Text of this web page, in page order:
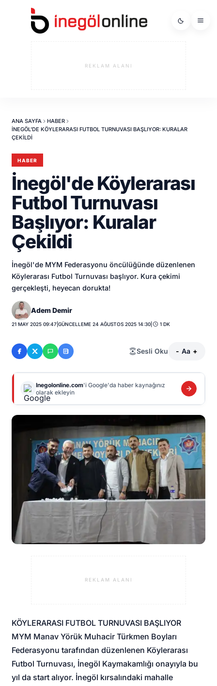
REKLAM ALANI
ANA SAYFA
HABER
İNEGÖL'DE KÖYLERARASI FUTBOL TURNUVASI BAŞLIYOR: KURALAR
ÇEKILDI
HABER
İnegöl'de Köylerarası
Futbol Turnuvası
Başlıyor: Kuralar
Çekildi
İnegöl'de MYM Federasyonu öncülüğünde düzenlenen
Köylerarası Futbol Turnuvası başlıyor. Kura çekimi
gerçekleşti, heyecan dorukta!
Adem Demir
21 MAY 2025 09:47 |GÜNCELLEME 24 AĞUSTOS 2025 14:30 1 DK
Sesli Oku - Aa +
Inegolonline.com'i Google'da haber kaynağınız
olarak ekleyin
REKLAM ALANI
KÖYLERARASI FUTBOL TURNUVASI BAŞLIYOR
MYM Manav Yörük Muhacir Türkmen Boyları
Federasyonu tarafından düzenlenen Köylerarası
Futbol Turnuvası, İnegöl Kaymakamlığı onayıyla bu
yıl da start alıyor. İnegöl kırsalındaki mahalle